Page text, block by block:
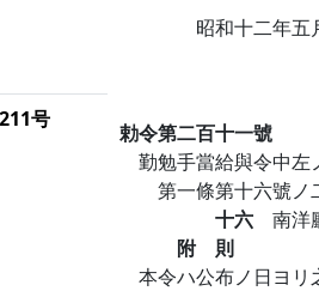
号
昭和十二年五
勅令第二百十一號
勤勉手當給與令中左
第一條第十六號ノ
十六 南洋
附 則
本令ハ公布ノ日ヨリ